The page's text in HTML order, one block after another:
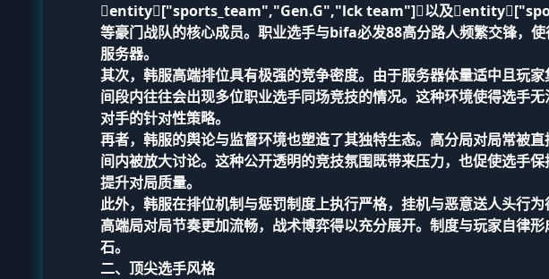
entity["sports_team","Gen.G","lck team"]以及
等豪门战队的核心成员。职业选手与bifa必发88高分路人频繁交锋，
服务器。
其次，韩服高端排位具有极强的竞争密度。由于服务器体量适中且玩
间段内往往会出现多位职业选手同场竞技的情况。这种环境使得选手
对手的针对性策略。
再者，韩服的舆论与监督环境也塑造了其独特生态。高分局对局常被
间内被放大讨论。这种公开透明的竞技氛围既带来压力，也促使选手
提升对局质量。
此外，韩服在排位机制与惩罚制度上执行严格，挂机与恶意送人头行
高端局对局节奏更加流畅，战术博弈得以充分展开。制度与玩家自律
石。
二、顶尖选手风格